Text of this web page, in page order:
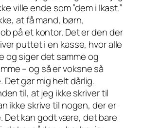
ville ende som ”dem i Ikast.”
at få mand, børn,
på et kontor. Det er den der
puttet i en kasse, hvor alle
og siger det samme og
– og så er voksne så
Det gør mig helt dårlig.
til, at jeg ikke skriver til
ikke skrive til nogen, der er
Det kan godt være, det bare